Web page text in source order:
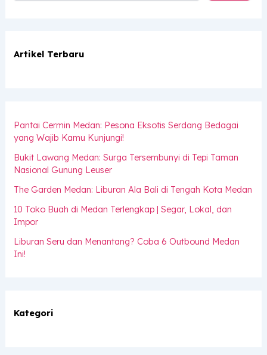
Artikel Terbaru
Pantai Cermin Medan: Pesona Eksotis Serdang Bedagai
yang Wajib Kamu Kunjungi!
Bukit Lawang Medan: Surga Tersembunyi di Tepi Taman
Nasional Gunung Leuser
The Garden Medan: Liburan Ala Bali di Tengah Kota Medan
10 Toko Buah di Medan Terlengkap | Segar, Lokal, dan
Impor
Liburan Seru dan Menantang? Coba 6 Outbound Medan
Ini!
Kategori